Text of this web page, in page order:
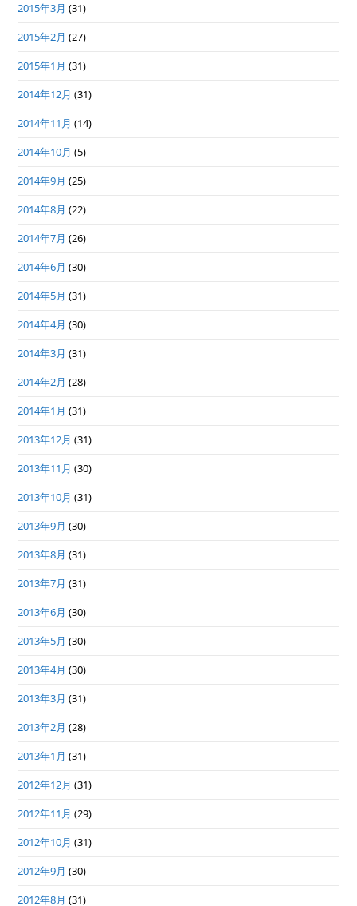
2015年3月 (31)
2015年2月 (27)
2015年1月 (31)
2014年12月 (31)
2014年11月 (14)
2014年10月 (5)
2014年9月 (25)
2014年8月 (22)
2014年7月 (26)
2014年6月 (30)
2014年5月 (31)
2014年4月 (30)
2014年3月 (31)
2014年2月 (28)
2014年1月 (31)
2013年12月 (31)
2013年11月 (30)
2013年10月 (31)
2013年9月 (30)
2013年8月 (31)
2013年7月 (31)
2013年6月 (30)
2013年5月 (30)
2013年4月 (30)
2013年3月 (31)
2013年2月 (28)
2013年1月 (31)
2012年12月 (31)
2012年11月 (29)
2012年10月 (31)
2012年9月 (30)
2012年8月 (31)